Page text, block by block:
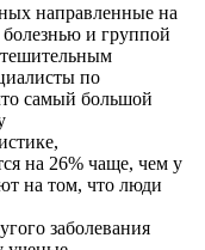
направленные на
и группой
по
самый большой
на 26% чаще, чем у
на том, что люди
заболевания